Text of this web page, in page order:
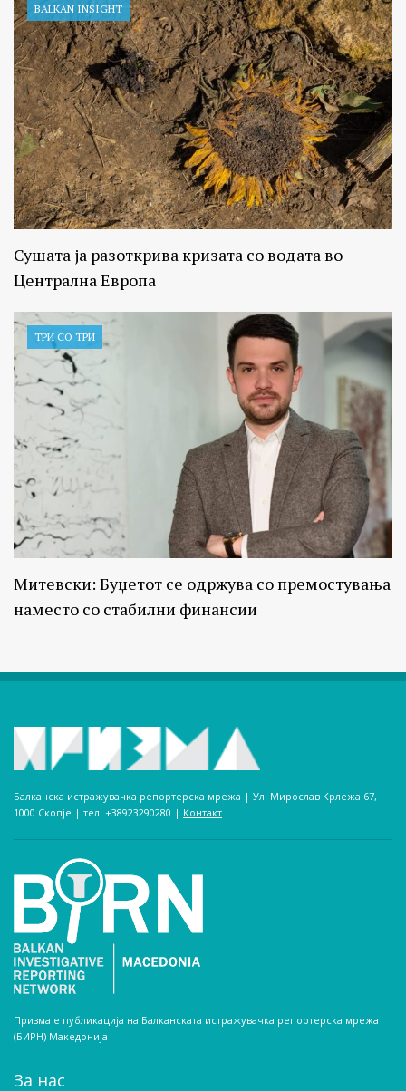
BALKAN INSIGHT
Сушата ја разоткрива кризата со водата во
Централна Европа
ТРИ СО ТРИ
Митевски: Буџетот се одржува со премостувања
наместо со стабилни финансии
Балканска истражувачка репортерска мрежа | Ул. Мирослав Крлежа 67,
1000 Скопје | тел. +38923290280­ | Контакт
Призма е публикација на Балканската истражувачка репортерска мрежа
(БИРН) Македонија
За нас